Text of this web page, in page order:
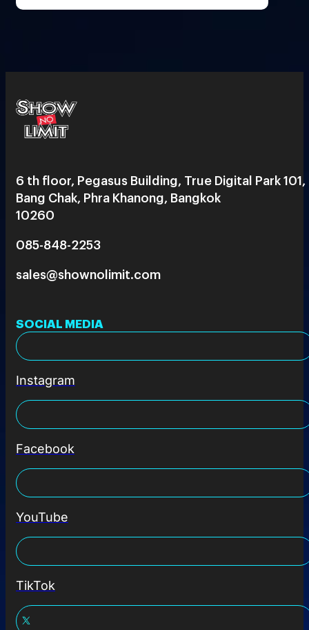
6 th floor, Pegasus Building, True Digital Park 101,
Bang Chak, Phra Khanong, Bangkok
10260
085-848-2253
sales@shownolimit.com
SOCIAL MEDIA
Instagram
Facebook
YouTube
TikTok